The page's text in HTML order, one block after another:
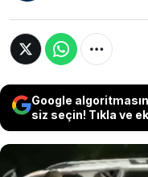
Google
siz seçin! Tıkla ve